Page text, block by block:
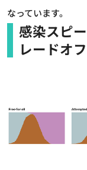
なっています。
感染スピ
レードオフ